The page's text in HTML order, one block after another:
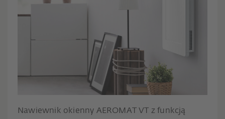
Nawiewnik okienny AEROMAT VT z funkcją